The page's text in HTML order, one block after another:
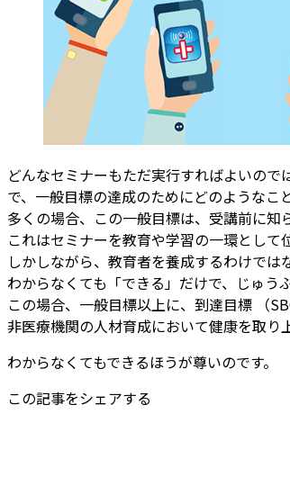
どんなセミナーもただ実行すればよいの
で、一般目標の達成のためにどのようなこ
多くの場合、この一般目標は、受講前に知
これはセミナーを教育や学習の一環として
しかしながら、教育者を養成するわけで
わからなくても「できる」だけで、じゅう
この場合、一般目標以上に、到達目標 （
非医療機関の人材育成において健康を取り
わからなくてもできるほうが尊いのです。
この記事をシェアする